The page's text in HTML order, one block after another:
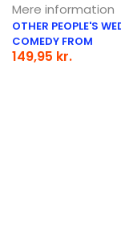
Mere information
OTHER PEOPLE'S
COMEDY FROM
149,95 kr.